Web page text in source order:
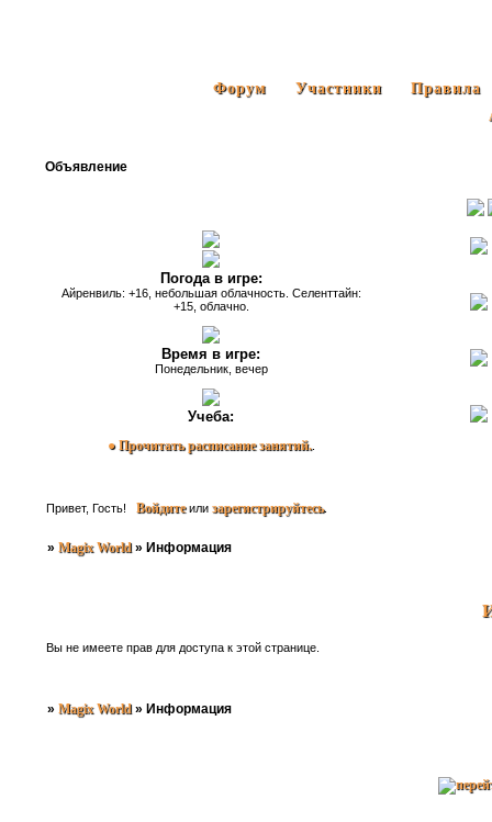
Форум Участники Правила
Объявление
Погода в игре:
Айренвиль: +16, небольшая облачность. Селенттайн:
+15, облачно.
Время в игре:
Понедельник, вечер
Учеба:
● Прочитать расписание занятий..
Привет, Гость! Войдитеили зарегистрируйтесь.
»Magix World »Информация
Вы не имеете прав для доступа к этой странице.
»Magix World »Информация